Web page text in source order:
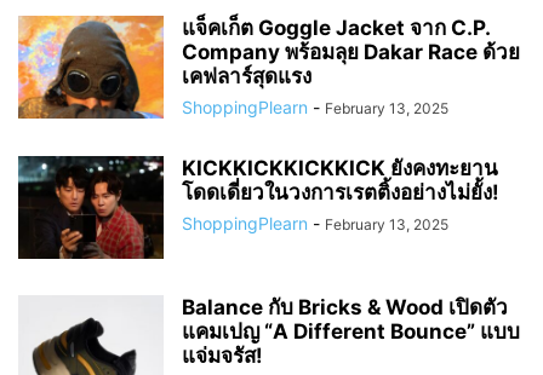
แจ็คเก็ต Goggle Jacket จาก C.P.
Company พร้อมลุย Dakar Race ด้วย
เคฟลาร์สุดแรง
ShoppingPlearn - February 13, 2025
KICKKICKKICKKICK ยังคงทะยาน
โดดเดี่ยวในวงการเรตติ้งอย่างไม่ยั้ง!
ShoppingPlearn - February 13, 2025
Balance กับ Bricks & Wood เปิดตัว
แคมเปญ “A Different Bounce” แบบ
แจ่มจรัส!